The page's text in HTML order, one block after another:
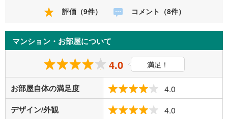
評価（9件）
コメント（8件）
マンション・お部屋について
4.0 満足！
お部屋自体の満足度 4.0
デザイン/外観 4.0